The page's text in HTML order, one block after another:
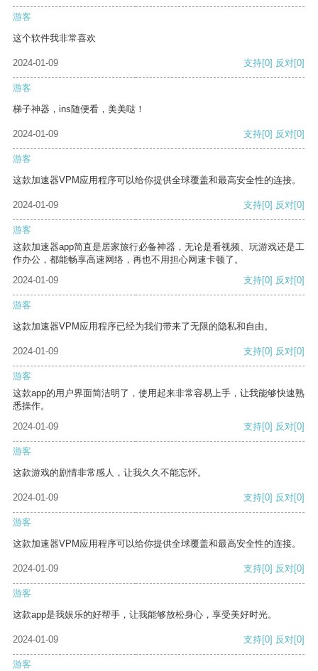
游客
这个软件我非常喜欢
2024-01-09 支持[0] 反对[0]
游客
梯子神器，ins随便看，美美哒！
2024-01-09 支持[0] 反对[0]
游客
这款加速器VPM应用程序可以给你提供全球覆盖和最高安全性的连接。
2024-01-09 支持[0] 反对[0]
游客
这款加速器app简直是居家旅行必备神器，无论是看视频、玩游戏还是工
作办公，都能畅享高速网络，再也不用担心网速卡顿了。
2024-01-09
支持[0] 反对[0]
游客
这款加速器VPM应用程序已经为我们带来了无限的隐私和自由。
2024-01-09 支持[0] 反对[0]
游客
这款app的用户界面简洁明了，使用起来非常容易上手，让我能够快速熟
悉操作。
2024-01-09
支持[0] 反对[0]
游客
这款游戏的剧情非常感人，让我久久不能忘怀。
2024-01-09 支持[0] 反对[0]
游客
这款加速器VPM应用程序可以给你提供全球覆盖和最高安全性的连接。
2024-01-09 支持[0] 反对[0]
游客
这款app是我娱乐的好帮手，让我能够放松身心，享受美好时光。
2024-01-09 支持[0] 反对[0]
游客